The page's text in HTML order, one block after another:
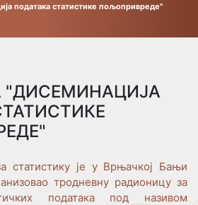
података статистике пољопривреде"
"ДИСЕМИНАЦИЈА
статистику je у Врњачкој Бањи
тродневну радионицу за
података под називом